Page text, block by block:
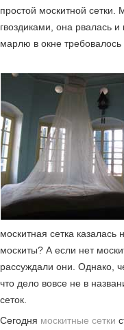
простой москитной
гвоздиками, она рвалась
марлю в окне требовалось
москитная сетка
москиты? А если нет
рассуждали они. Однако,
что дело вовсе не в
сеток.
Сегодня москитные сетки